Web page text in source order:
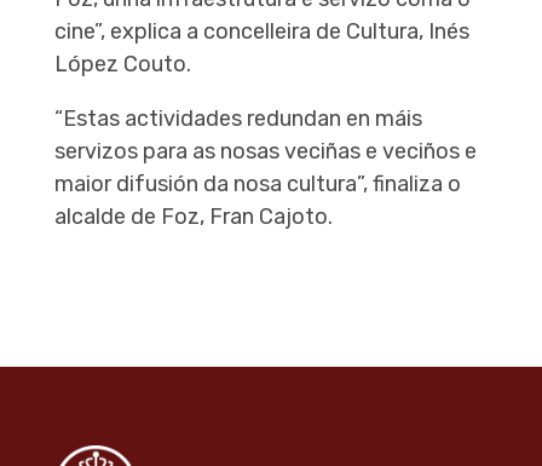
cine”, explica a concelleira de Cultura, Inés
López Couto.
“Estas actividades redundan en máis
servizos para as nosas veciñas e veciños e
maior difusión da nosa cultura”, finaliza o
alcalde de Foz, Fran Cajoto.